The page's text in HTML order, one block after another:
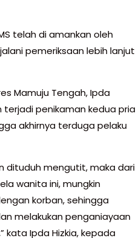
telah di amankan oleh
pemeriksaan lebih lanjut
Mamuju Tengah, Ipda
terjadi penikaman kedua pria
akhirnya terduga pelaku
dituduh mengutit, maka dari
wanita ini, mungkin
korban, sehingga
melakukan penganiayaan
kata Ipda Hizkia, kepada